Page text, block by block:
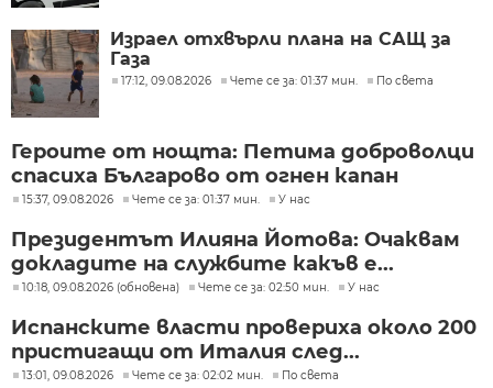
Израел отхвърли плана на САЩ за
Газа
17:12, 09.08.2026 Чете се за: 01:37 мин. По света
Героите от нощта: Петима доброволци
спасиха Българово от огнен капан
15:37, 09.08.2026 Чете се за: 01:37 мин. У нас
Президентът Илияна Йотова: Очаквам
докладите на службите какъв е...
10:18, 09.08.2026 (обновена) Чете се за: 02:50 мин. У нас
Испанските власти провериха около 200
пристигащи от Италия след...
13:01, 09.08.2026 Чете се за: 02:02 мин. По света